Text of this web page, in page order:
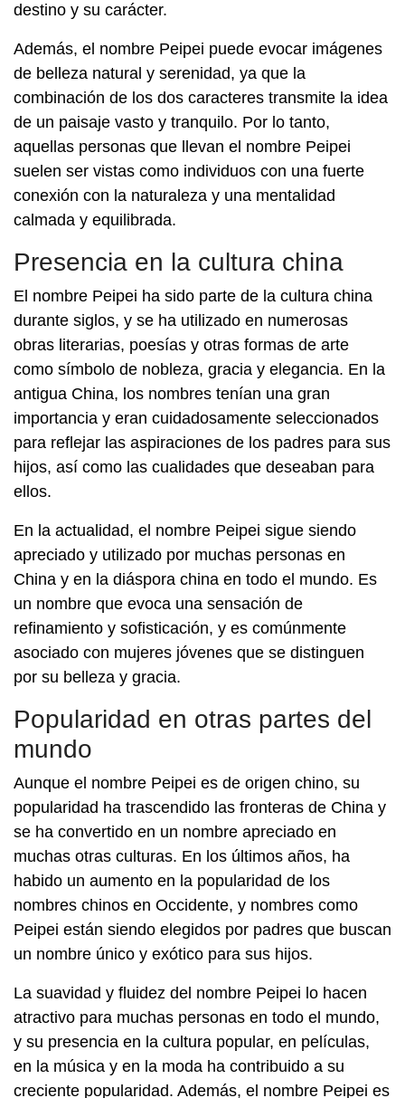
destino y su carácter.
Además, el nombre Peipei puede evocar imágenes
de belleza natural y serenidad, ya que la
combinación de los dos caracteres transmite la idea
de un paisaje vasto y tranquilo. Por lo tanto,
aquellas personas que llevan el nombre Peipei
suelen ser vistas como individuos con una fuerte
conexión con la naturaleza y una mentalidad
calmada y equilibrada.
Presencia en la cultura china
El nombre Peipei ha sido parte de la cultura china
durante siglos, y se ha utilizado en numerosas
obras literarias, poesías y otras formas de arte
como símbolo de nobleza, gracia y elegancia. En la
antigua China, los nombres tenían una gran
importancia y eran cuidadosamente seleccionados
para reflejar las aspiraciones de los padres para sus
hijos, así como las cualidades que deseaban para
ellos.
En la actualidad, el nombre Peipei sigue siendo
apreciado y utilizado por muchas personas en
China y en la diáspora china en todo el mundo. Es
un nombre que evoca una sensación de
refinamiento y sofisticación, y es comúnmente
asociado con mujeres jóvenes que se distinguen
por su belleza y gracia.
Popularidad en otras partes del
mundo
Aunque el nombre Peipei es de origen chino, su
popularidad ha trascendido las fronteras de China y
se ha convertido en un nombre apreciado en
muchas otras culturas. En los últimos años, ha
habido un aumento en la popularidad de los
nombres chinos en Occidente, y nombres como
Peipei están siendo elegidos por padres que buscan
un nombre único y exótico para sus hijos.
La suavidad y fluidez del nombre Peipei lo hacen
atractivo para muchas personas en todo el mundo,
y su presencia en la cultura popular, en películas,
en la música y en la moda ha contribuido a su
creciente popularidad. Además, el nombre Peipei es